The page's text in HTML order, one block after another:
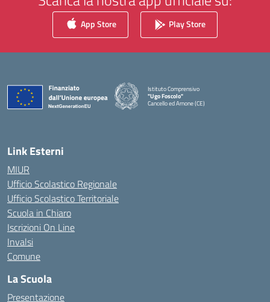
App Store Play Store
Istituto Comprensivo
"Ugo Foscolo"
Cancello ed Arnone (CE)
Link Esterni
MIUR
Ufficio Scolastico Regionale
Ufficio Scolastico Territoriale
Scuola in Chiaro
Iscrizioni On Line
Invalsi
Comune
La Scuola
Presentazione